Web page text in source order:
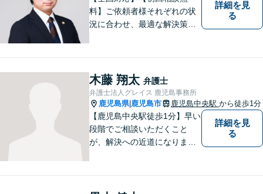
料】ご依頼者様それぞれの状
況に合わせ、最適な解決策を
き合い、解決までしっかりサ
ポートします。【電話・WEB
相談も対応可能】
詳細を見
る
木藤 翔太 弁護士
弁護士法人グレイス 鹿児島事務所
鹿児島県| 鹿児島市 鹿児島中央駅 から徒歩1分
【鹿児島中央駅徒歩1分】早い
段階でご相談いただくこと
が、解決への近道になりま
詳細を見
る